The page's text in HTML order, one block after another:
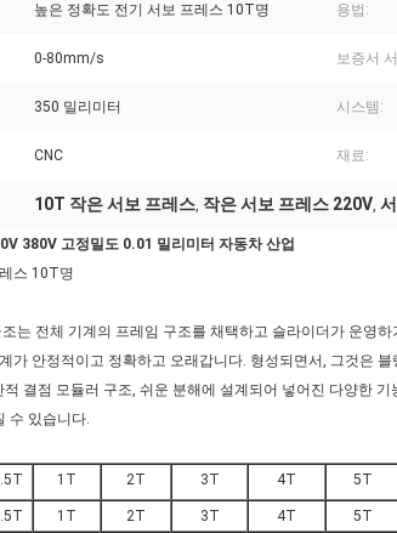
높은 정확도 전기 서보 프레스 10T명 용법:
0-80mm/s 보증서
350 밀리미터 시스템:
CNC 재료:
10T 작은 서보 프레스, 작은 서보 프레스 220V,
380V 고정밀도 0.01 밀리미터 자동차 산업
스 10T명
는 전체 기계의 프레임 구조를 채택하고 슬라이더가 운영
가 안정적이고 정확하고 오래갑니다. 형성되면서, 그것은
결점 모듈러 구조, 쉬운 분해에 설계되어 넣어진 다양한
수 있습니다.
1T 2T 3T 4T 5T
1T 2T 3T 4T 5T